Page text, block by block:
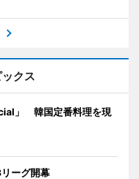
クス
」 韓国定番料理を現
ーグ開幕